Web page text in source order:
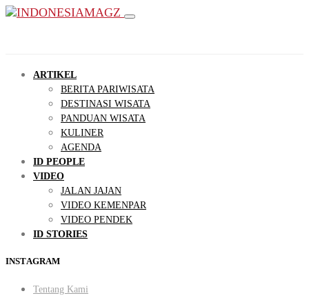
ARTIKEL
BERITA PARIWISATA
DESTINASI WISATA
PANDUAN WISATA
KULINER
AGENDA
ID PEOPLE
VIDEO
JALAN JAJAN
VIDEO KEMENPAR
VIDEO PENDEK
ID STORIES
INSTAGRAM
Tentang Kami